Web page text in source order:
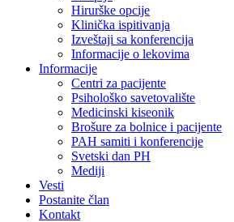
Hirurške opcije
Klinička ispitivanja
Izveštaji sa konferencija
Informacije o lekovima
Informacije
Centri za pacijente
Psihološko savetovalište
Medicinski kiseonik
Brošure za bolnice i pacijente
PAH samiti i konferencije
Svetski dan PH
Mediji
Vesti
Postanite član
Kontakt